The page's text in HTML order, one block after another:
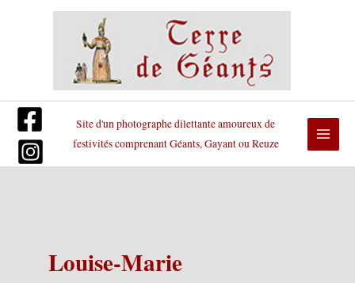
Site d'un photographe dilettante amoureux de
festivités comprenant Géants, Gayant ou Reuze
Louise-Marie